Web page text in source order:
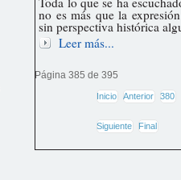
no es más que la
sin perspectiva histórica
Leer más...
Página 385 de 395
Inicio Anterior 380
Siguiente Final